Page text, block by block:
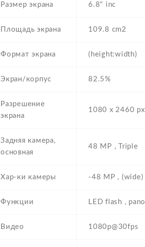
Размер экрана 6.8" inc
Площадь экрана 109.8 cm2
Формат экрана (height:width)
Экран/корпус 82.5%
Разрешение
экрана
1080 x 2460 px
Задняя камера,
основная
48 MP , Triple
Хар-ки камеры -48 MP ,
Функции LED flash ,
Видео 1080p@30fps